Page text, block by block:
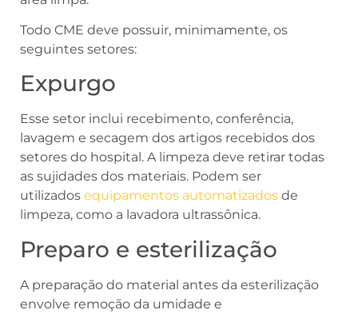
Todo CME deve possuir, minimamente, os
seguintes setores:
Expurgo
Esse setor inclui recebimento, conferência,
lavagem e secagem dos artigos recebidos dos
setores do hospital. A limpeza deve retirar todas
as sujidades dos materiais. Podem ser
utilizados equipamentos automatizados de
limpeza, como a lavadora ultrassônica.
Preparo e esterilização
A preparação do material antes da esterilização
envolve remoção da umidade e